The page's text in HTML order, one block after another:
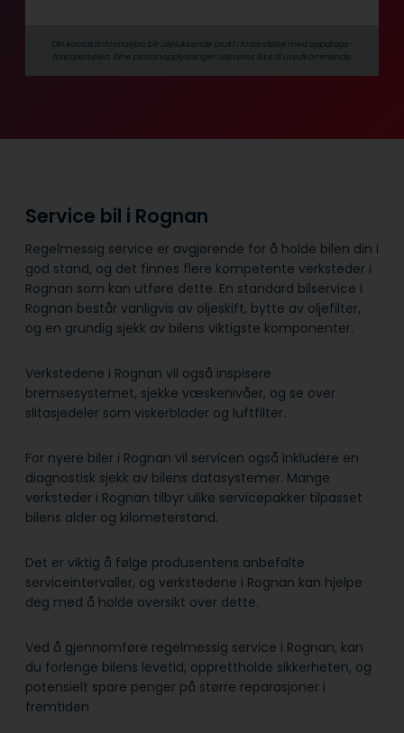
Din kontaktinformasjon blir utelukkende brukt i forbindelse med oppdrags­
forespørselen. Dine person­­opplysninger utleveres ikke til uvedkommende.
Service bil i Rognan
Regelmessig service er avgjørende for å holde bilen din i
god stand, og det finnes flere kompetente verksteder i
Rognan som kan utføre dette. En standard bilservice i
Rognan består vanligvis av oljeskift, bytte av oljefilter,
og en grundig sjekk av bilens viktigste komponenter.
Verkstedene i Rognan vil også inspisere
bremsesystemet, sjekke væskenivåer, og se over
slitasjedeler som viskerblader og luftfilter.
For nyere biler i Rognan vil servicen også inkludere en
diagnostisk sjekk av bilens datasystemer. Mange
verksteder i Rognan tilbyr ulike servicepakker tilpasset
bilens alder og kilometerstand.
Det er viktig å følge produsentens anbefalte
serviceintervaller, og verkstedene i Rognan kan hjelpe
deg med å holde oversikt over dette.
Ved å gjennomføre regelmessig service i Rognan, kan
du forlenge bilens levetid, opprettholde sikkerheten, og
potensielt spare penger på større reparasjoner i
fremtiden